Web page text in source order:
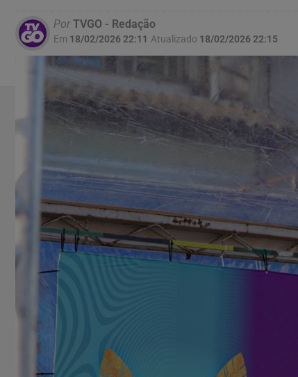
PorTVGO - Redação
Em 18/02/2026 22:11 Atualizado 18/02/2026 22:15